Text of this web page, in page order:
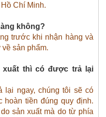
Chí Minh.
không?
trước khi nhận hàng và
sản phẩm.
xuất thì có được trả lại
lại ngay, chúng tôi sẽ có
hoàn tiền đúng quy định.
sản xuất mà do từ phía